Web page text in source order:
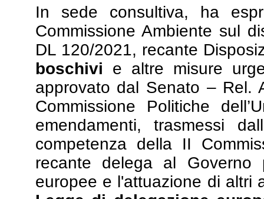
In sede consultiva, ha
Commissione Ambiente sul
DL 120/2021, recante
boschivi e altre misure
approvato dal Senato – Rel.
Commissione Politiche
emendamenti, trasmessi
competenza della II
recante delega al Governo
europee e l'attuazione di altri